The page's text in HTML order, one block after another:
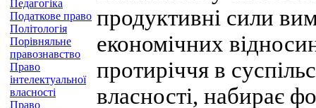
Педагогіка
Податкове право
Політологія
Порівняльне
правознавство
Право
інтелектуальної
власності
Право
продуктивні сили
економічних
протиріччя в
власності, набирає